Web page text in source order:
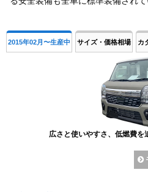
2015年02月〜生産中 サイズ・価格相場 カ
広さと使いやすさ、低燃費を